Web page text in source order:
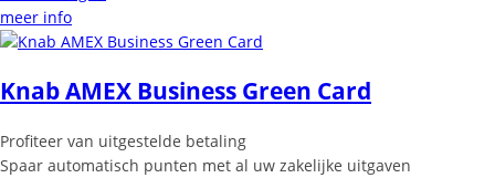
meer info
Knab AMEX Business Green Card
Profiteer van uitgestelde betaling
Spaar automatisch punten met al uw zakelijke uitgaven